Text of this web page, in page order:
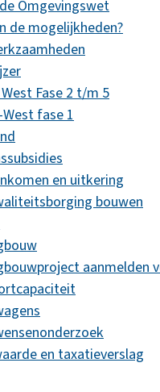
Omgevingswet
de mogelijkheden?
Fase 2 t/m 5
fase 1
en uitkering
bouwen
aanmelden
en taxatieverslag